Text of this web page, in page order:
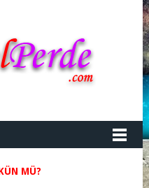
MÜ?